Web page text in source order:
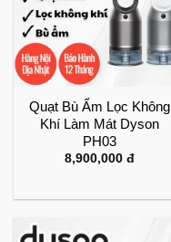
Quạt Bù Ẩm Lọc Không
Khí Làm Mát Dyson
PH03
8,900,000 đ